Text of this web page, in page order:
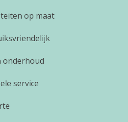
op maat
onderhoud
service